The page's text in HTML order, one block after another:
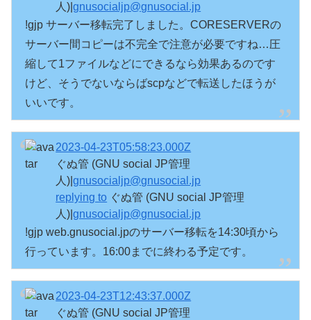
人)|gnusocialjp@gnusocial.jp
!gjp サーバー移転完了しました。CORESERVERの
サーバー間コピーは不完全で注意が必要ですね…圧
縮して1ファイルなどにできるなら効果あるのです
けど、そうでないならばscpなどで転送したほうが
いいです。
2023-04-23T05:58:23.000Z
ぐぬ管 (GNU social JP管理
人)|gnusocialjp@gnusocial.jp
replying to ぐぬ管 (GNU social JP管理
人)|gnusocialjp@gnusocial.jp
!gjp web.gnusocial.jpのサーバー移転を14:30頃から
行っています。16:00までに終わる予定です。
2023-04-23T12:43:37.000Z
ぐぬ管 (GNU social JP管理